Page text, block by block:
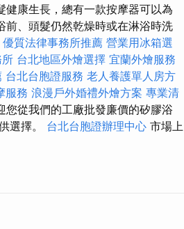
康生長，總有一款按摩器可以為
、頭髮仍然乾燥時或在淋浴時洗
優質法律事務所推薦 營業用冰箱選
台北地區外燴選擇 宜蘭外燴服務
台北台胞證服務 老人養護單人房方
服務 浪漫戶外婚禮外燴方案 專業清
從我們的工廠批發廉價的矽膠浴
選擇。 台北台胞證辦理中心 市場上